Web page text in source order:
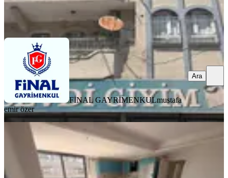
FİNAL GAYRİMENKUL mustafa emir özer
Ara
FİNAL GAYRİMENKULmustafa
emir özer
Ara
Adana Seyhan Kiralık 3+1 Havuzlu
Site İçinde Daire
Seyhan, Mithatpaşa Mahallesi